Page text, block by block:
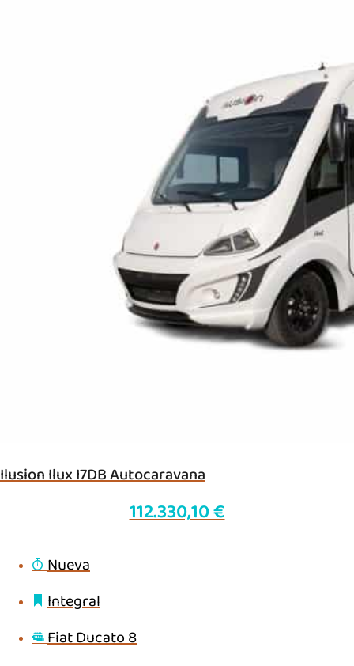
Ilusion Ilux I7DB Autocaravana
112.330,10€
Nueva
Integral
Fiat Ducato 8